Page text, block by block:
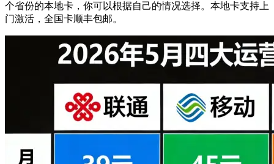
个省份的本地卡，你可以根据自己的情况选择。本地卡支持上
门激活，全国卡顺丰包邮。